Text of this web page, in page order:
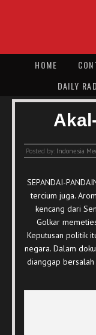
HOME
DAILY
Posted by: Indonesia
SEPANDAI-
tercium juga.
kencang dari
Golkar
Keputusan politik
negara. Dalam
dianggap